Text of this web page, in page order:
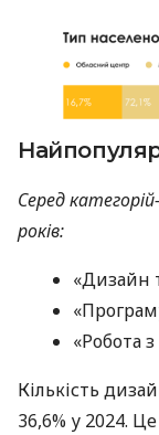
Серед
років:
«Дизайн
«Робота
Кількість
36,6% у 2024.